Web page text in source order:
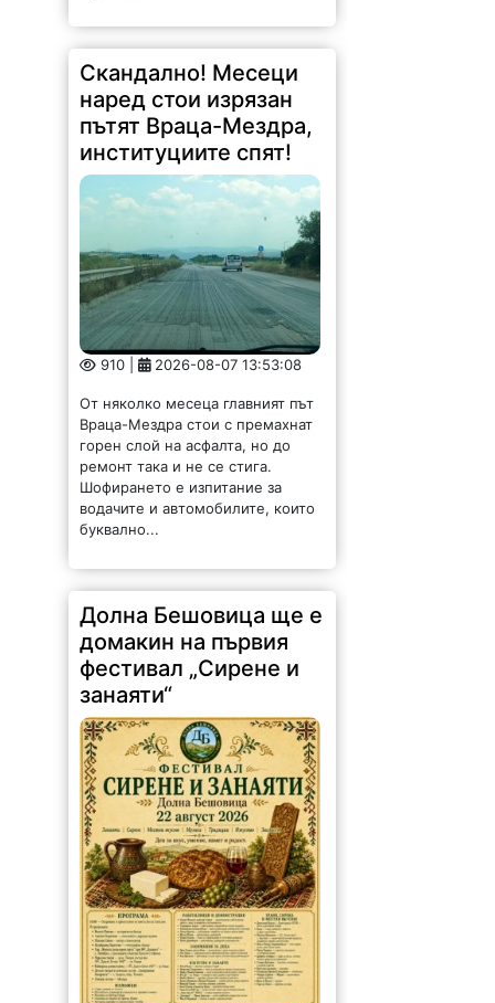
Скандално! Месеци
наред стои изрязан
пътят Враца-Мездра,
институциите спят!
910 | 2026-08-07 13:53:08
От няколко месеца главният път
Враца-Мездра стои с премахнат
горен слой на асфалта, но до
ремонт така и не се стига.
Шофирането е изпитание за
водачите и автомобилите, които
буквално...
Долна Бешовица ще е
домакин на първия
фестивал „Сирене и
занаяти“